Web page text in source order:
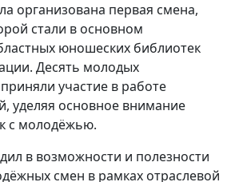
организована первая смена,
стали в основном
юношеских библиотек
Десять молодых
участие в работе
уделяя основное внимание
с молодёжью.
в возможности и полезности
смен в рамках отраслевой